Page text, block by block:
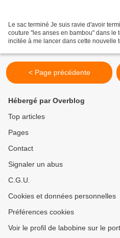
Le sac terminé Je suis ravie d'avoir
couture "les anses en bambou" dans le
incitée à me lancer dans cette nouvelle
< Page précédente
Hébergé par Overblog
Top articles
Pages
Contact
Signaler un abus
C.G.U.
Cookies et données personnelles
Préférences cookies
Voir le profil de labobine sur le